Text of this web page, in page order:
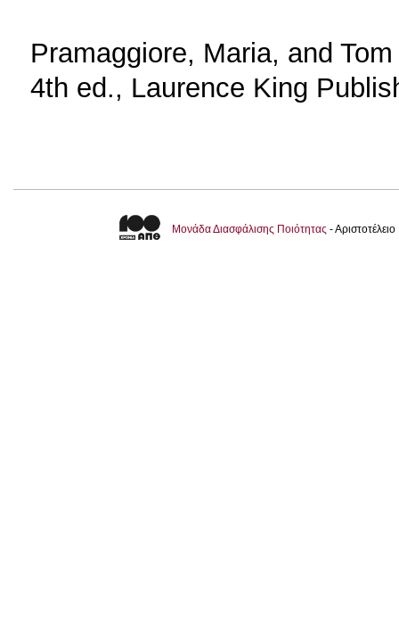
Pramaggiore, Maria, and
4th ed., Laurence King
Μονάδα Διασφάλισης Ποιότητας -